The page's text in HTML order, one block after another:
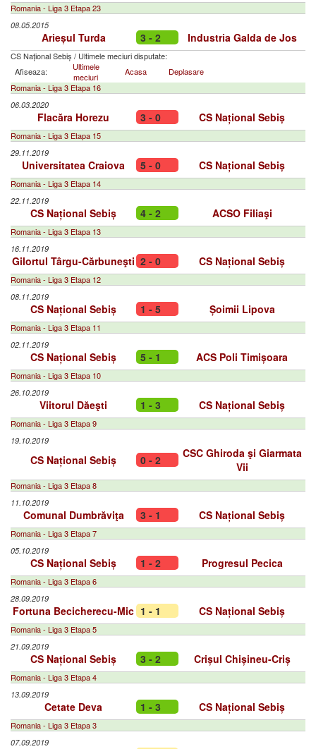
Romania - Liga 3 Etapa 23
08.05.2015
Arieșul Turda 3 - 2 Industria Galda de Jos
CS Național Sebiș / Ultimele meciuri disputate:
Afiseaza:
Ultimele
meciuri
Acasa
Deplasare
Romania - Liga 3 Etapa 16
06.03.2020
Flacăra Horezu 3 - 0 CS Național Sebiș
Romania - Liga 3 Etapa 15
29.11.2019
Universitatea Craiova 5 - 0 CS Național Sebiș
Romania - Liga 3 Etapa 14
22.11.2019
CS Național Sebiș 4 - 2 ACSO Filiaşi
Romania - Liga 3 Etapa 13
16.11.2019
Gilortul Târgu-Cărbuneşti 2 - 0 CS Național Sebiș
Romania - Liga 3 Etapa 12
08.11.2019
CS Național Sebiș 1 - 5 Șoimii Lipova
Romania - Liga 3 Etapa 11
02.11.2019
CS Național Sebiș 5 - 1 ACS Poli Timișoara
Romania - Liga 3 Etapa 10
26.10.2019
Viitorul Dăeşti 1 - 3 CS Național Sebiș
Romania - Liga 3 Etapa 9
19.10.2019
CS Național Sebiș 0 - 2
CSC Ghiroda şi Giarmata
Vii
Romania - Liga 3 Etapa 8
11.10.2019
Comunal Dumbrăviţa 3 - 1 CS Național Sebiș
Romania - Liga 3 Etapa 7
05.10.2019
CS Național Sebiș 1 - 2 Progresul Pecica
Romania - Liga 3 Etapa 6
28.09.2019
Fortuna Becicherecu-Mic 1 - 1 CS Național Sebiș
Romania - Liga 3 Etapa 5
21.09.2019
CS Național Sebiș 3 - 2 Crișul Chișineu-Criș
Romania - Liga 3 Etapa 4
13.09.2019
Cetate Deva 1 - 3 CS Național Sebiș
Romania - Liga 3 Etapa 3
07.09.2019